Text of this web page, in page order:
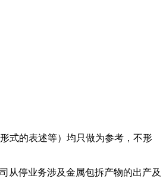
式的表述等）均只做为参考，不形
从停业务涉及金属包拆产物的出产及